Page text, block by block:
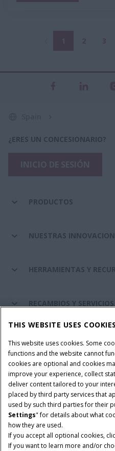
¿ERES UN CONCESIONARIO?
PRODUCTOS
NUESTRAS
HERRAMIENTAS Y
RECAMBIOS Y SERVICIOS
Términos y condiciones Aviso
Cookie Settings
Telematics
© 2026 CNH Industrial America LLC.
trademark of CNH Industrial America
THIS WEBSITE USES COOKIES
This website uses cookies. Some
functions and the website cannot
cookies are optional and cookies
improve your experience, collect
deliver content tailored to your
placed by third party services that
used by such third parties for their
Settings" for details about what
how they are used.
If you accept all optional cookies,
If you want to learn more and/or